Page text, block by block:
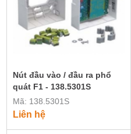
Nút đầu vào / đầu ra phổ
quát F1 - 138.5301S
Mã: 138.5301S
Liên hệ